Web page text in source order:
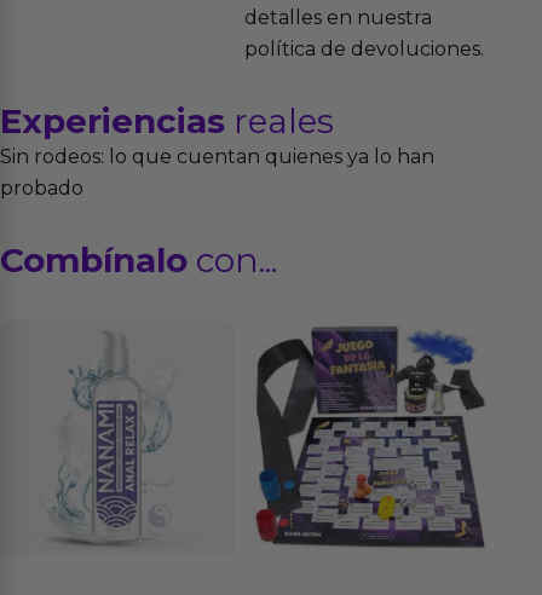
detalles en nuestra
política de devoluciones.
Experiencias reales
Sin rodeos: lo que cuentan quienes ya lo han
probado
Combínalo con...